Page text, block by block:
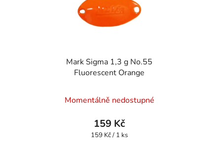
Mark Sigma 1,3 g No.55
Fluorescent Orange
Momentálně nedostupné
159 Kč
Měrná
159 Kč / 1 ks